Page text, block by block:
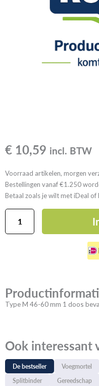
€ 10,59 incl. BTW
Voorraad artikelen, morgen
Bestellingen vanaf €1.250
Betaal zoals je wilt met iDeal of
GutJahr
TerraMaxx
TSL
Type M 46-60 mm 1 doos
Ook interessant
De bestseller Voegmortel
Splitbinder
Gereedschap